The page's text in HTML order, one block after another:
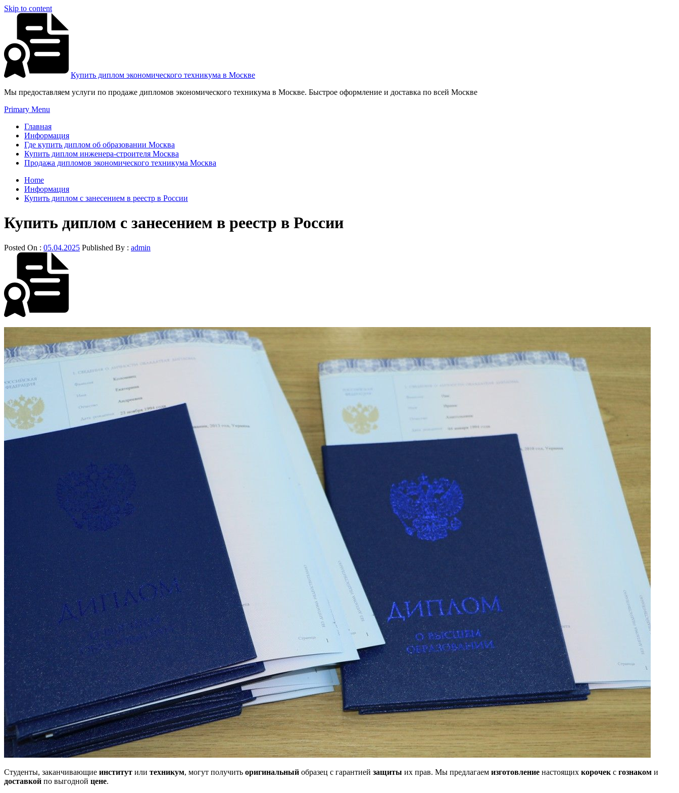
Skip to content
Купить диплом экономического техникума в Москве
Мы предоставляем услуги по продаже дипломов экономического техникума в Москве. Быстрое оформление и доставка по всей Москве
Primary Menu
Главная
Информация
Где купить диплом об образовании Москва
Купить диплом инженера-строителя Москва
Продажа дипломов экономического техникума Москва
Home
Информация
Купить диплом с занесением в реестр в России
Купить диплом с занесением в реестр в России
Posted On : 05.04.2025 Published By : admin
Студенты, заканчивающие институт или техникум, могут получить оригинальный образец с гарантией защиты их прав. Мы предлагаем изготовление настоящих корочек с гознаком и
доставкой по выгодной цене.